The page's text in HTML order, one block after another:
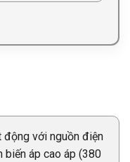
với nguồn điện
biến áp cao áp (380